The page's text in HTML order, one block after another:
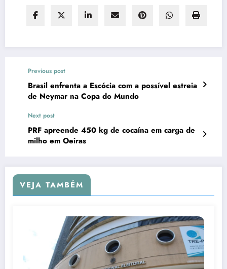
Previous post
Brasil enfrenta a Escócia com a possível estreia
de Neymar na Copa do Mundo
Next post
PRF apreende 450 kg de cocaína em carga de
milho em Oeiras
VEJA TAMBÉM